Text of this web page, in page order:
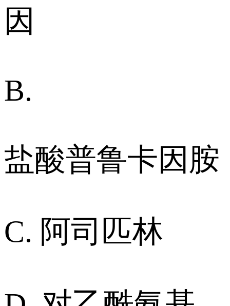
因
B.
盐酸普鲁卡因胺
C. 阿司匹林